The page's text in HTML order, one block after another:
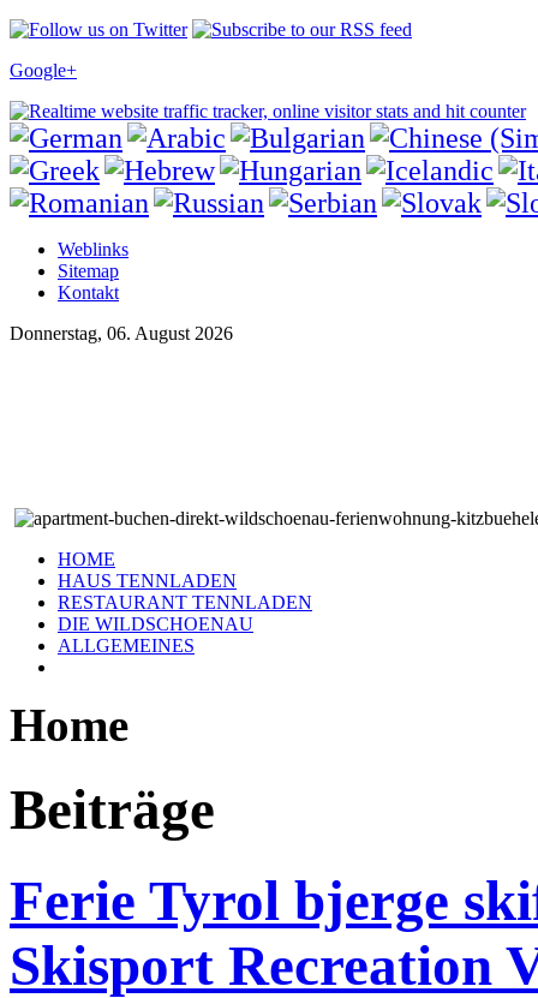
Google+
Weblinks
Sitemap
Kontakt
Donnerstag, 06. August 2026
HOME
HAUS TENNLADEN
RESTAURANT TENNLADEN
DIE WILDSCHOENAU
ALLGEMEINES
Home
Beiträge
Ferie Tyrol bjerge
Skisport Recreation